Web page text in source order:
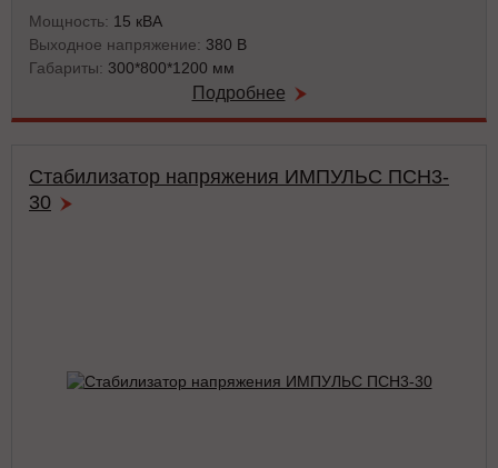
Мощность: 15 кВА
Выходное напряжение: 380 В
Габариты: 300*800*1200 мм
Подробнее
Стабилизатор напряжения ИМПУЛЬС ПСН3-
30